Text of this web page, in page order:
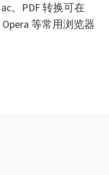
。PDF 转换可在
等常用浏览器